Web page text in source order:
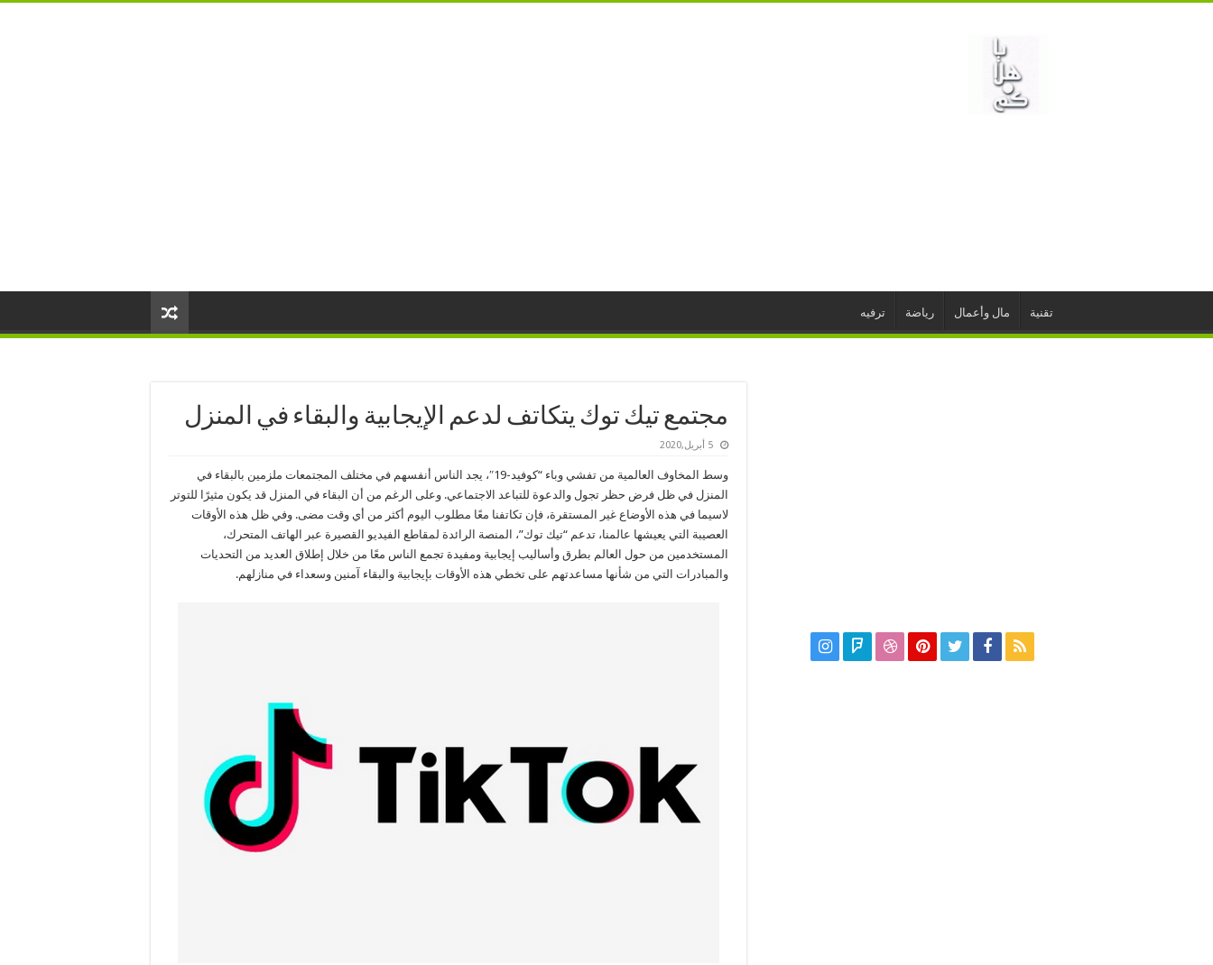
تقنية مال وأعمال رياضة ترفيه
مجتمع تيك توك يتكاتف لدعم الإيجابية والبقاء في المنزل
5 أبريل,2020
وسط المخاوف العالمية من تفشي وباء “كوفيد-19″، يجد الناس أنفسهم في مختلف المجتمعات ملزمين بالبقاء في
المنزل في ظل فرض حظر تجول والدعوة للتباعد الاجتماعي. وعلى الرغم من أن البقاء في المنزل قد يكون مثيرًا للتوتر
لاسيما في هذه الأوضاع غير المستقرة، فإن تكاتفنا معًا مطلوب اليوم أكثر من أي وقت مضى. وفي ظل هذه الأوقات
العصيبة التي يعيشها عالمنا، تدعم “تيك توك”، المنصة الرائدة لمقاطع الفيديو القصيرة عبر الهاتف المتحرك،
المستخدمين من حول العالم بطرق وأساليب إيجابية ومفيدة تجمع الناس معًا من خلال إطلاق العديد من التحديات
والمبادرات التي من شأنها مساعدتهم على تخطي هذه الأوقات بإيجابية والبقاء آمنين وسعداء في منازلهم.